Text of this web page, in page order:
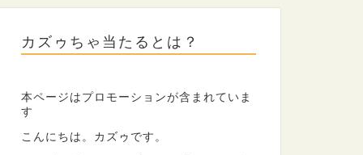
カズゥちゃ当たるとは？
本ページはプロモーションが含まれていま
す
こんにちは。カズゥです。